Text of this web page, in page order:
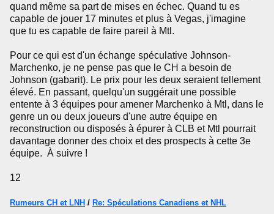
quand même sa part de mises en échec. Quand tu es
capable de jouer 17 minutes et plus à Vegas, j'imagine
que tu es capable de faire pareil à Mtl.
Pour ce qui est d'un échange spéculative Johnson-
Marchenko, je ne pense pas que le CH a besoin de
Johnson (gabarit). Le prix pour les deux seraient tellement
élevé. En passant, quelqu'un suggérait une possible
entente à 3 équipes pour amener Marchenko à Mtl, dans le
genre un ou deux joueurs d'une autre équipe en
reconstruction ou disposés à épurer à CLB et Mtl pourrait
davantage donner des choix et des prospects à cette 3e
équipe. À suivre !
12
Rumeurs CH et LNH / Re: Spéculations Canadiens et NHL